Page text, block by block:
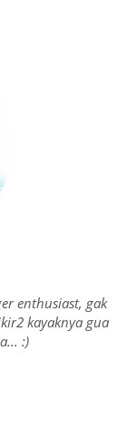
enthusiast, gak
kayaknya gua
:)